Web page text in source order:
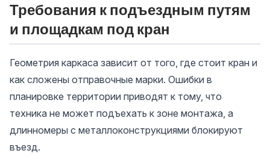
Требования к подъездным путям
и площадкам под кран
Геометрия каркаса зависит от того, где стоит кран и
как сложены отправочные марки. Ошибки в
планировке территории приводят к тому, что
техника не может подъехать к зоне монтажа, а
длинномеры с металлоконструкциями блокируют
въезд.